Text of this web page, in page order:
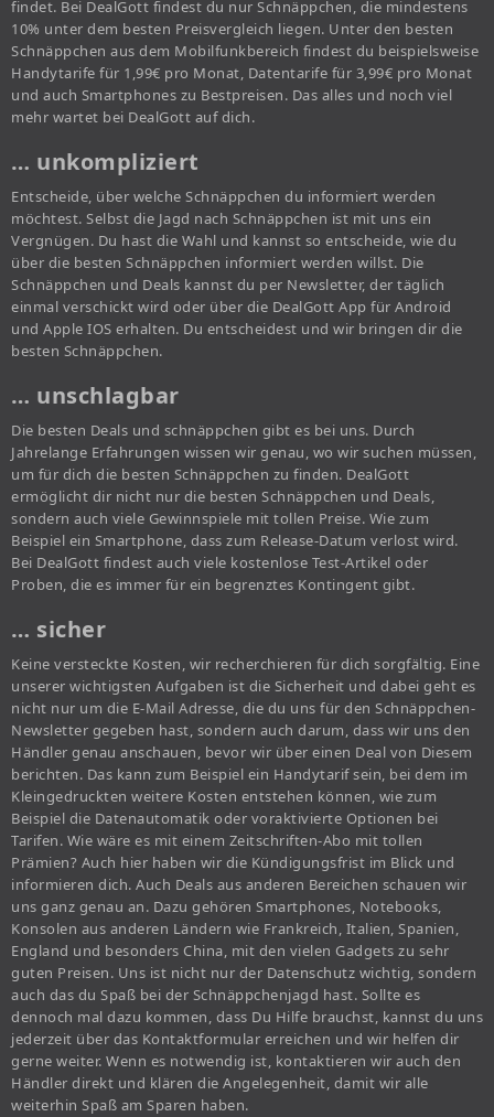
findet. Bei DealGott findest du nur Schnäppchen, die mindestens
10% unter dem besten Preisvergleich liegen. Unter den besten
Schnäppchen aus dem Mobilfunkbereich findest du beispielsweise
Handytarife für 1,99€ pro Monat, Datentarife für 3,99€ pro Monat
und auch Smartphones zu Bestpreisen. Das alles und noch viel
mehr wartet bei DealGott auf dich.
… unkompliziert
Entscheide, über welche Schnäppchen du informiert werden
möchtest. Selbst die Jagd nach Schnäppchen ist mit uns ein
Vergnügen. Du hast die Wahl und kannst so entscheide, wie du
über die besten Schnäppchen informiert werden willst. Die
Schnäppchen und Deals kannst du per Newsletter, der täglich
einmal verschickt wird oder über die DealGott App für Android
und Apple IOS erhalten. Du entscheidest und wir bringen dir die
besten Schnäppchen.
… unschlagbar
Die besten Deals und schnäppchen gibt es bei uns. Durch
Jahrelange Erfahrungen wissen wir genau, wo wir suchen müssen,
um für dich die besten Schnäppchen zu finden. DealGott
ermöglicht dir nicht nur die besten Schnäppchen und Deals,
sondern auch viele Gewinnspiele mit tollen Preise. Wie zum
Beispiel ein Smartphone, dass zum Release-Datum verlost wird.
Bei DealGott findest auch viele kostenlose Test-Artikel oder
Proben, die es immer für ein begrenztes Kontingent gibt.
… sicher
Keine versteckte Kosten, wir recherchieren für dich sorgfältig. Eine
unserer wichtigsten Aufgaben ist die Sicherheit und dabei geht es
nicht nur um die E-Mail Adresse, die du uns für den Schnäppchen-
Newsletter gegeben hast, sondern auch darum, dass wir uns den
Händler genau anschauen, bevor wir über einen Deal von Diesem
berichten. Das kann zum Beispiel ein Handytarif sein, bei dem im
Kleingedruckten weitere Kosten entstehen können, wie zum
Beispiel die Datenautomatik oder voraktivierte Optionen bei
Tarifen. Wie wäre es mit einem Zeitschriften-Abo mit tollen
Prämien? Auch hier haben wir die Kündigungsfrist im Blick und
informieren dich. Auch Deals aus anderen Bereichen schauen wir
uns ganz genau an. Dazu gehören Smartphones, Notebooks,
Konsolen aus anderen Ländern wie Frankreich, Italien, Spanien,
England und besonders China, mit den vielen Gadgets zu sehr
guten Preisen. Uns ist nicht nur der Datenschutz wichtig, sondern
auch das du Spaß bei der Schnäppchenjagd hast. Sollte es
dennoch mal dazu kommen, dass Du Hilfe brauchst, kannst du uns
jederzeit über das Kontaktformular erreichen und wir helfen dir
gerne weiter. Wenn es notwendig ist, kontaktieren wir auch den
Händler direkt und klären die Angelegenheit, damit wir alle
weiterhin Spaß am Sparen haben.